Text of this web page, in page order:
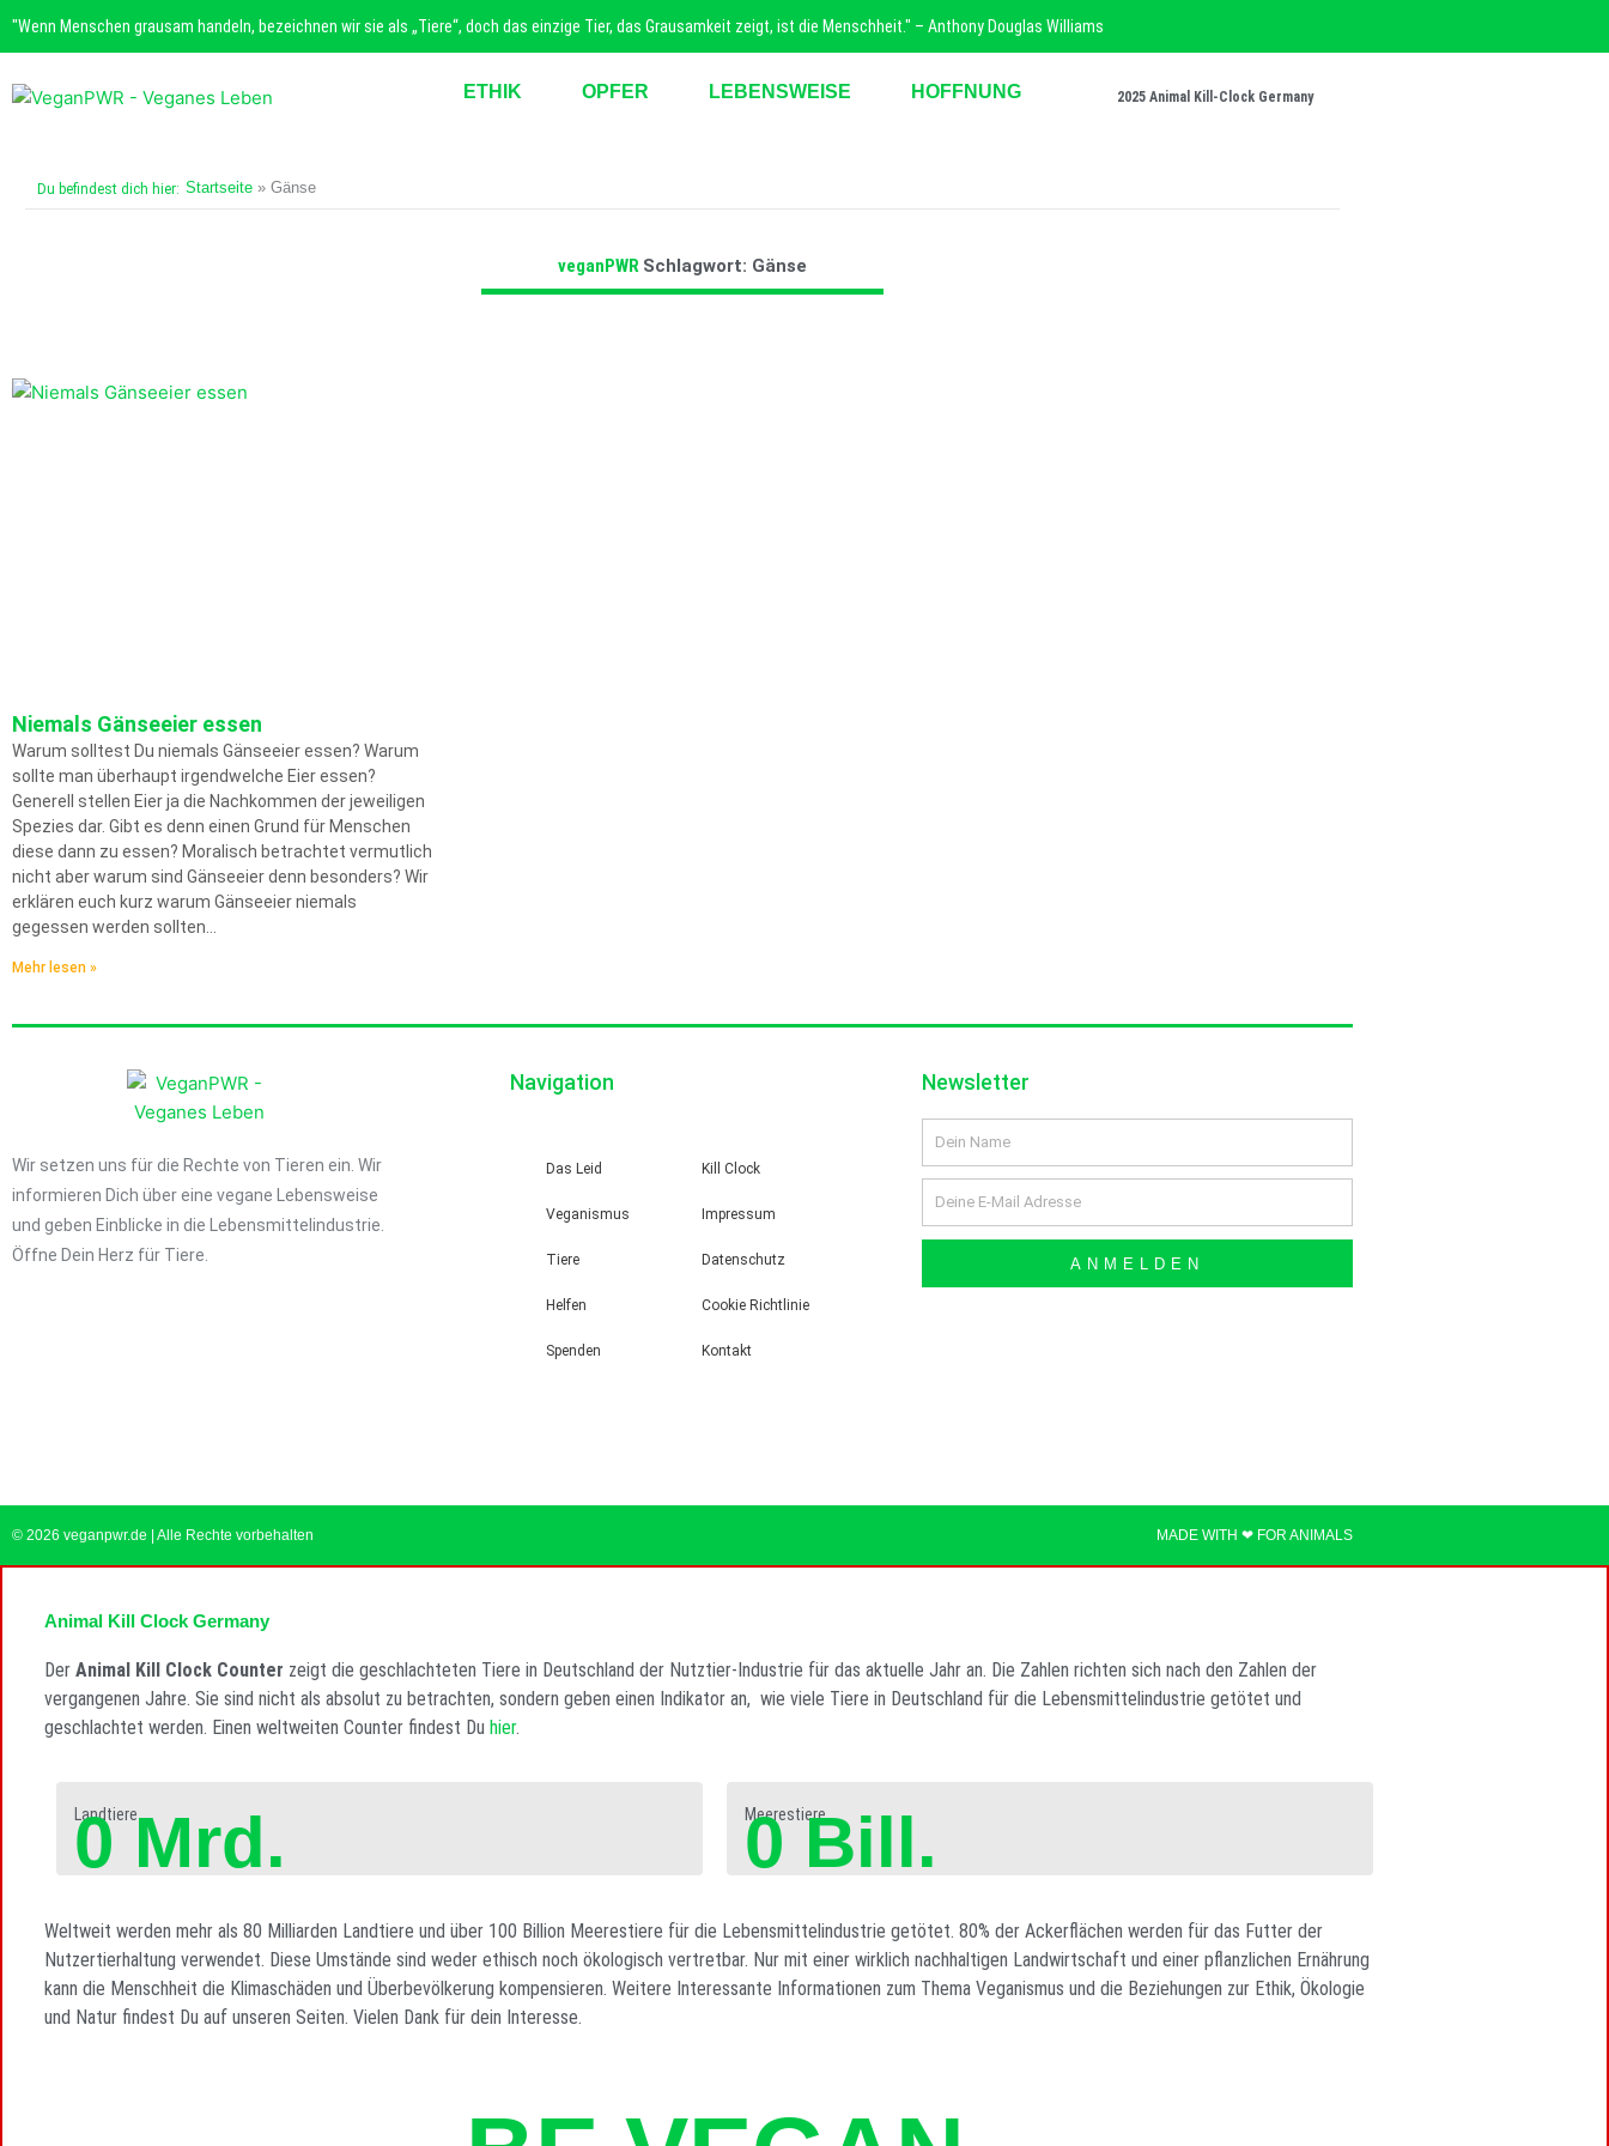
"Wenn Menschen grausam handeln, bezeichnen wir sie als „Tiere“, doch das einzige Tier, das Grausamkeit zeigt, ist die Menschheit." – Anthony Douglas Williams
ETHIK OPFER LEBENSWEISE HOFFNUNG 2025 Animal Kill-Clock Germany
Du befindest dich hier: Startseite »Gänse
veganPWR Schlagwort: Gänse
Niemals Gänseeier essen
Warum solltest Du niemals Gänseeier essen? Warum
sollte man überhaupt irgendwelche Eier essen?
Generell stellen Eier ja die Nachkommen der jeweiligen
Spezies dar. Gibt es denn einen Grund für Menschen
diese dann zu essen? Moralisch betrachtet vermutlich
nicht aber warum sind Gänseeier denn besonders? Wir
erklären euch kurz warum Gänseeier niemals
gegessen werden sollten…
Mehr lesen »
Wir setzen uns für die Rechte von Tieren ein. Wir
informieren Dich über eine vegane Lebensweise
und geben Einblicke in die Lebensmittelindustrie.
Öffne Dein Herz für Tiere.
Navigation
Das Leid
Veganismus
Tiere
Helfen
Spenden
Kill Clock
Impressum
Datenschutz
Cookie Richtlinie
Kontakt
Newsletter
Name
Email
ANMELDEN
© 2026 veganpwr.de | Alle Rechte vorbehalten MADE WITH ❤ FOR ANIMALS
Animal Kill Clock Germany
Der Animal Kill Clock Counter zeigt die geschlachteten Tiere in Deutschland der Nutztier-Industrie für das aktuelle Jahr an. Die Zahlen richten sich nach den Zahlen der
vergangenen Jahre. Sie sind nicht als absolut zu betrachten, sondern geben einen Indikator an, wie viele Tiere in Deutschland für die Lebensmittelindustrie getötet und
geschlachtet werden. Einen weltweiten Counter findest Du hier.
Landtiere
0 Mrd. Meerestiere
0 Bill.
Weltweit werden mehr als 80 Milliarden Landtiere und über 100 Billion Meerestiere für die Lebensmittelindustrie getötet. 80% der Ackerflächen werden für das Futter der
Nutzertierhaltung verwendet. Diese Umstände sind weder ethisch noch ökologisch vertretbar. Nur mit einer wirklich nachhaltigen Landwirtschaft und einer pflanzlichen Ernährung
kann die Menschheit die Klimaschäden und Überbevölkerung kompensieren. Weitere Interessante Informationen zum Thema Veganismus und die Beziehungen zur Ethik, Ökologie
und Natur findest Du auf unseren Seiten. Vielen Dank für dein Interesse.